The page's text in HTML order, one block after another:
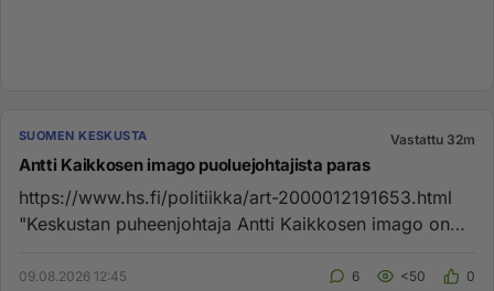
SUOMEN KESKUSTA Vastattu 32m
Antti Kaikkosen imago puoluejohtajista paras
https://www.hs.fi/politiikka/art-2000012191653.html
"Keskustan puheenjohtaja Antti Kaikkosen imago on
09.08.2026 12:45 6 <50 0